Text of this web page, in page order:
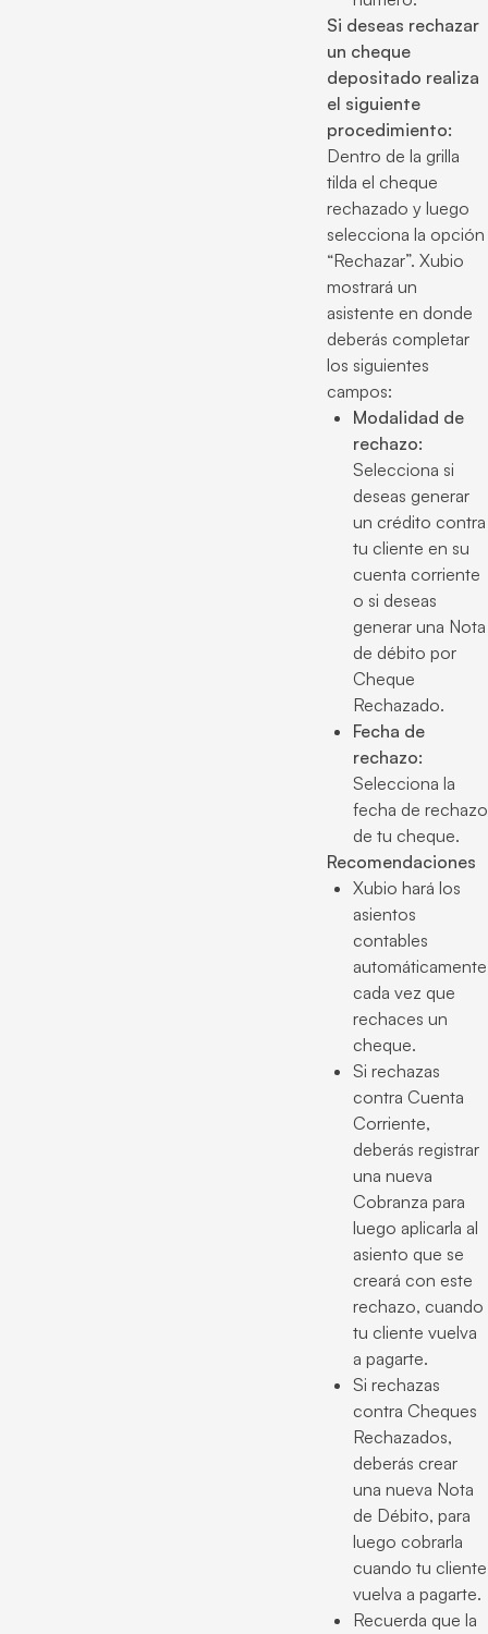
Si deseas rechazar
un cheque
depositado realiza
el siguiente
procedimiento:
Dentro de la grilla
tilda el cheque
rechazado y luego
selecciona la opción
“Rechazar”. Xubio
mostrará un
asistente en donde
deberás completar
los siguientes
campos:
Modalidad de
rechazo:
Selecciona si
deseas generar
un crédito contra
tu cliente en su
cuenta corriente
o si deseas
generar una Nota
de débito por
Cheque
Rechazado.
Fecha de
rechazo:
Selecciona la
fecha de rechazo
de tu cheque.
Recomendaciones
Xubio hará los
asientos
contables
automáticamente
cada vez que
rechaces un
cheque.
Si rechazas
contra Cuenta
Corriente,
deberás registrar
una nueva
Cobranza para
luego aplicarla al
asiento que se
creará con este
rechazo, cuando
tu cliente vuelva
a pagarte.
Si rechazas
contra Cheques
Rechazados,
deberás crear
una nueva Nota
de Débito, para
luego cobrarla
cuando tu cliente
vuelva a pagarte.
Recuerda que la